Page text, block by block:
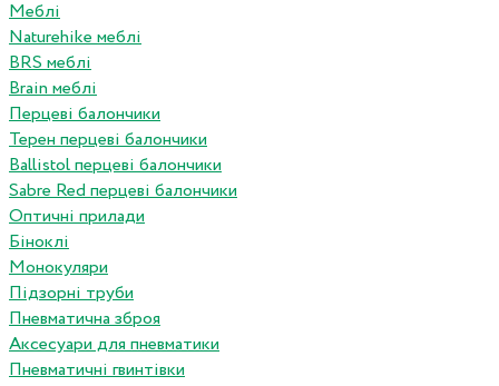
Меблі
Naturehike меблі
BRS меблі
Brain меблі
Перцеві балончики
Терен перцеві балончики
Ballistol перцеві балончики
Sabre Red перцеві балончики
Оптичні прилади
Біноклі
Монокуляри
Підзорні труби
Пневматична зброя
Аксесуари для пневматики
Пневматичні гвинтівки